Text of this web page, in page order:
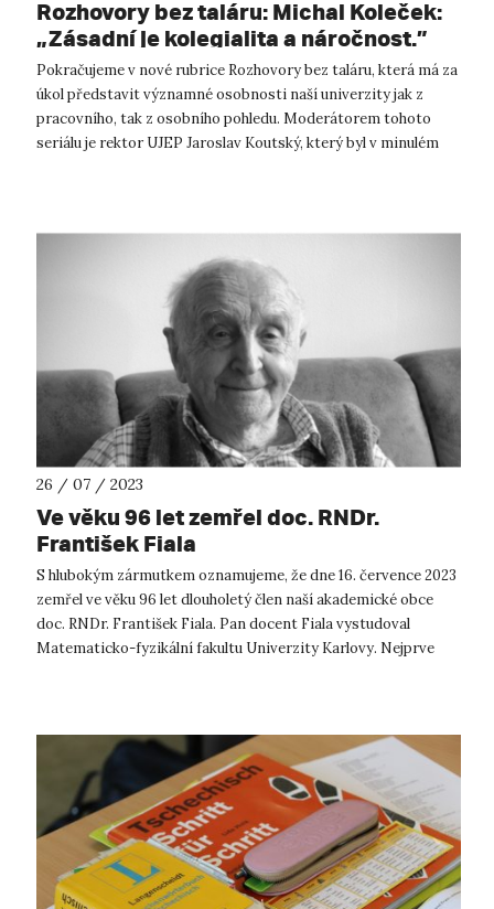
Rozhovory bez taláru: Michal Koleček:
„Zásadní je kolegialita a náročnost.”
Pokračujeme v nové rubrice Rozhovory bez taláru, která má za
úkol představit významné osobnosti naší univerzity jak z
pracovního, tak z osobního pohledu. Moderátorem tohoto
seriálu je rektor UJEP Jaroslav Koutský, který byl v minulém
26 / 07 / 2023
Ve věku 96 let zemřel doc. RNDr.
František Fiala
S hlubokým zármutkem oznamujeme, že dne 16. července 2023
zemřel ve věku 96 let dlouholetý člen naší akademické obce
doc. RNDr. František Fiala. Pan docent Fiala vystudoval
Matematicko-fyzikální fakultu Univerzity Karlovy. Nejprve